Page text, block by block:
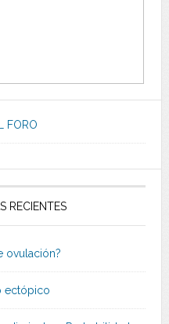
FORO
RECIENTES
ovulación?
ectópico